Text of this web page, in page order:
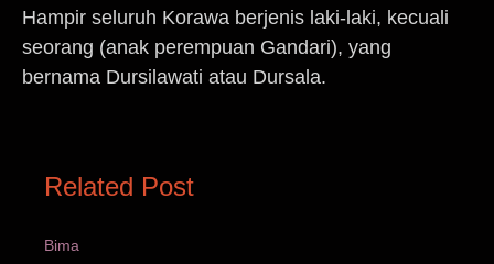
Hampir seluruh Korawa berjenis laki-laki, kecuali
seorang (anak perempuan Gandari), yang
bernama Dursilawati atau Dursala.
Related Post
Bima